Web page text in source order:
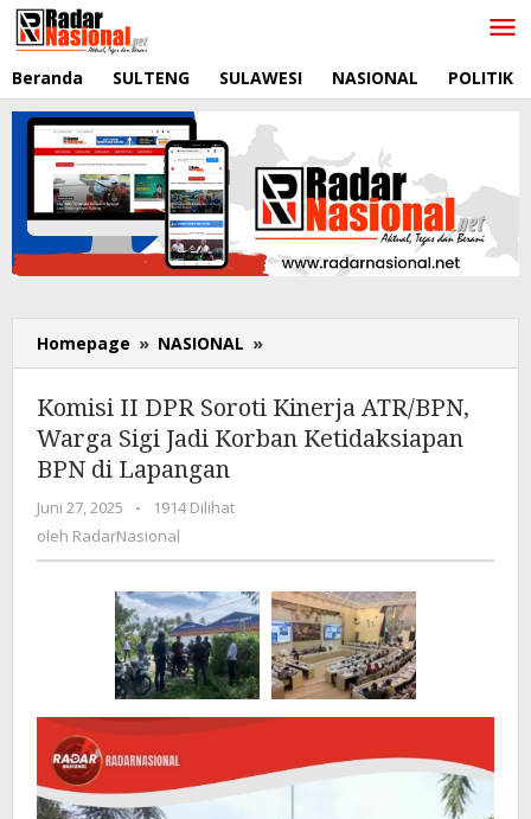
Lewati
ke
Beranda SULTENG SULAWESI NASIONAL POLITIK
Homepage » NASIONAL »
II
Soroti
Kinerja
Korban
Ketidaksiapan
BPN
di
Lapangan
Komisi II DPR Soroti Kinerja ATR/BPN,
Warga Sigi Jadi Korban Ketidaksiapan
BPN di Lapangan
Juni 27, 2025
oleh
RadarNasional
-
1914 Dilihat
oleh RadarNasional